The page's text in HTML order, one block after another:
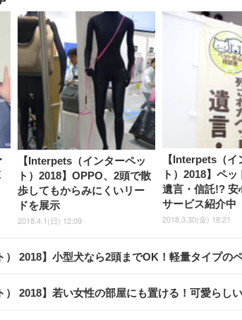
【Interpets（インターペッ
ト）2018】OPPO、2頭で散
歩してもからみにくいリー
ドを展示
2018.4.1(日) 12:09
【Interpets（イ
ト）2018】ペ
遺言・信託!? 安
サービス紹介中
2018.3.30(金) 18:21
） 2018】小型犬なら2頭までOK！軽量タイプの
） 2018】若い女性の部屋にも置ける！可愛らし